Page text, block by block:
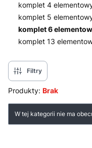
komplet 4
komplet 5
komplet 6
komplet 13
Filtry
Produkty: Brak
Lista produktów
W tej kategorii nie ma